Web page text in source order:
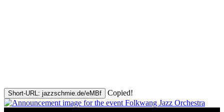
Short-URL: jazzschmie.de/eMBf Copied!